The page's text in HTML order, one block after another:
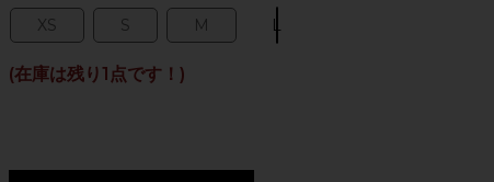
XS S M L
(在庫は残り1点です！)